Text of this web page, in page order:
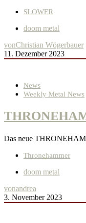
SLOWER
doom metal
vonChristian Wögerbauer
11. Dezember 2023
News
Weekly Metal News
Das neue
Thronehammer
doom metal
vonandrea
3. November 2023